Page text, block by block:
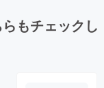
もチェックし